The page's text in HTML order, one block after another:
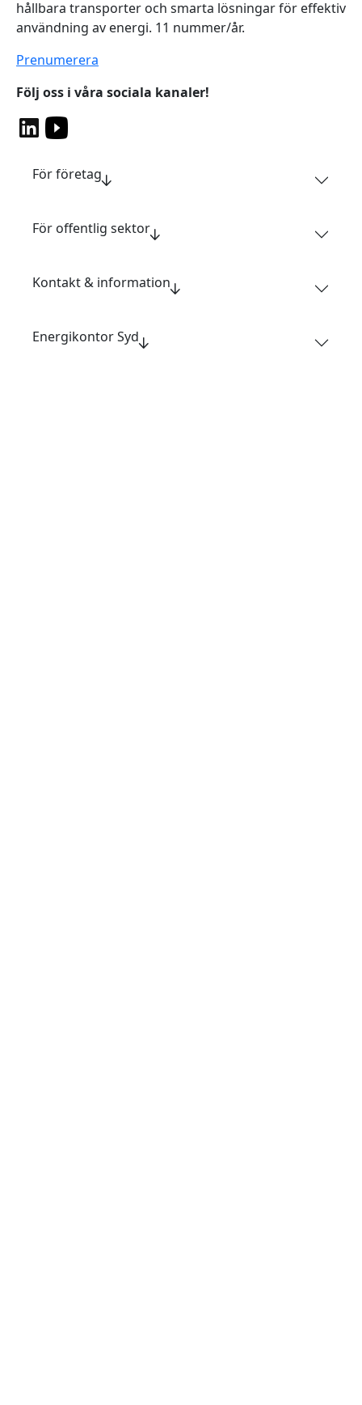
hållbara transporter och smarta lösningar för effektiv
användning av energi. 11 nummer/år.
Prenumerera
Följ oss i våra sociala kanaler!
För företag
För offentlig sektor
Kontakt & information
Energikontor Syd